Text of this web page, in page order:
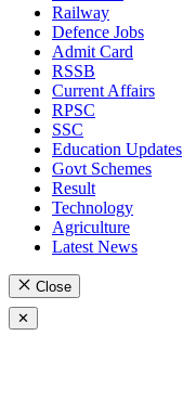
Railway
Defence Jobs
Admit Card
RSSB
Current Affairs
RPSC
SSC
Education Updates
Govt Schemes
Result
Technology
Agriculture
Latest News
Close
✕